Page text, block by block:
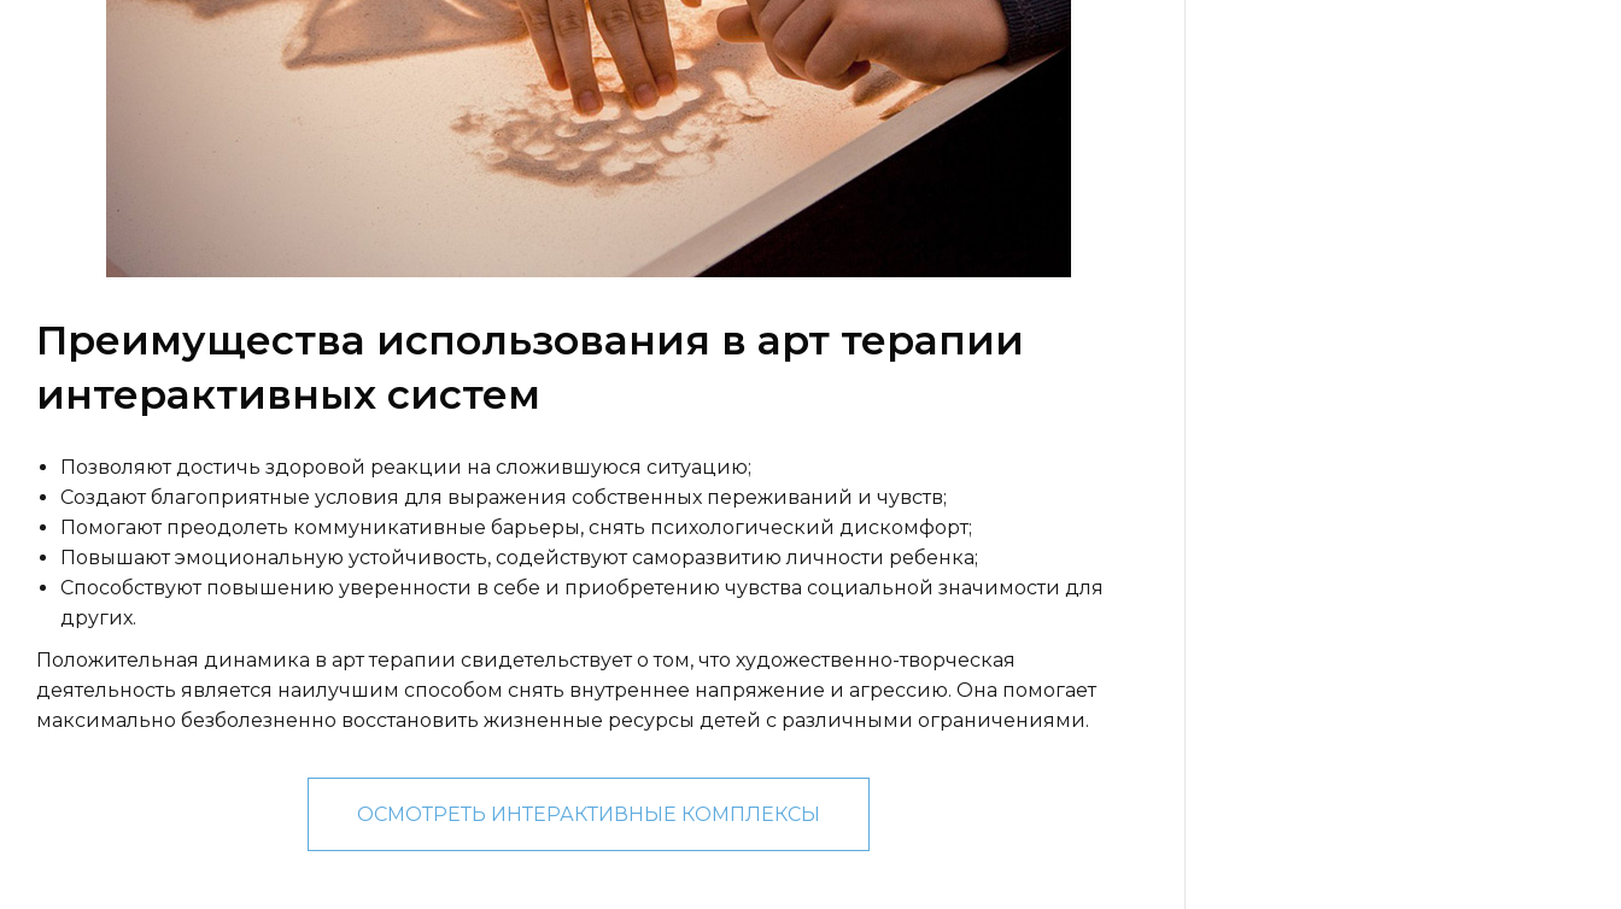
Преимущества использования в арт терапии
интерактивных систем
Позволяют достичь здоровой реакции на сложившуюся ситуацию;
Создают благоприятные условия для выражения собственных переживаний и чувств;
Помогают преодолеть коммуникативные барьеры, снять психологический дискомфорт;
Повышают эмоциональную устойчивость, содействуют саморазвитию личности ребенка;
Способствуют повышению уверенности в себе и приобретению чувства социальной значимости для
других.
Положительная динамика в арт терапии свидетельствует о том, что художественно-творческая
деятельность является наилучшим способом снять внутреннее напряжение и агрессию. Она помогает
максимально безболезненно восстановить жизненные ресурсы детей с различными ограничениями.
ОСМОТРЕТЬ ИНТЕРАКТИВНЫЕ КОМПЛЕКСЫ